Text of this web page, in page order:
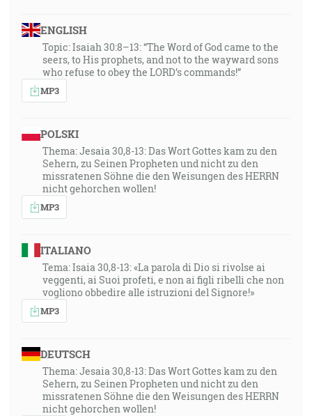
ENGLISH
Topic: Isaiah 30:8–13: “The Word of God came to the
seers, to His prophets, and not to the wayward sons
who refuse to obey the LORD’s commands!”
MP3
POLSKI
Thema: Jesaia 30,8-13: Das Wort Gottes kam zu den
Sehern, zu Seinen Propheten und nicht zu den
missratenen Söhne die den Weisungen des HERRN
nicht gehorchen wollen!
MP3
ITALIANO
Tema: Isaia 30,8-13: «La parola di Dio si rivolse ai
veggenti, ai Suoi profeti, e non ai figli ribelli che non
vogliono obbedire alle istruzioni del Signore!»
MP3
DEUTSCH
Thema: Jesaia 30,8-13: Das Wort Gottes kam zu den
Sehern, zu Seinen Propheten und nicht zu den
missratenen Söhne die den Weisungen des HERRN
nicht gehorchen wollen!